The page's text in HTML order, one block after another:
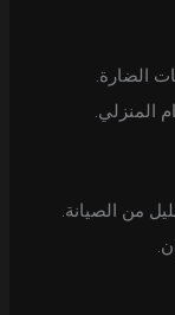
الضارة.
المنزلي.
من الصيانة.